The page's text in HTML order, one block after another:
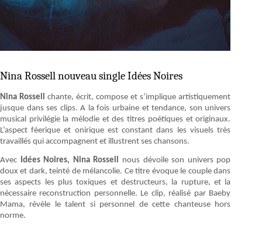
Nina Rossell nouveau single Idées Noires
Nina Rossell chante, écrit, compose et s’implique artistiquement
jusque dans ses clips. A la fois urbaine et tendance, son univers
musical privilégie la mélodie et des titres poétiques et originaux.
L’aspect féerique et onirique est constant dans les visuels très
travaillés qui accompagnent et illustrent ses chansons.
Avec Idées Noires, Nina Rossell nous dévoile son univers pop
doux et dark, teinté de mélancolie. Ce titre évoque le couple dans
ses aspects les plus toxiques et destructeurs, la rupture, et la
nécessaire reconstruction personnelle. Le clip, réalisé par Baeby
Mama, révèle le talent si personnel de cette chanteuse hors
norme.